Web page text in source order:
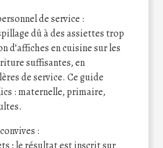
de service :
dû à des assiettes trop
d’affiches en cuisine sur les
suffisantes, en
de service. Ce guide
: maternelle, primaire,
: